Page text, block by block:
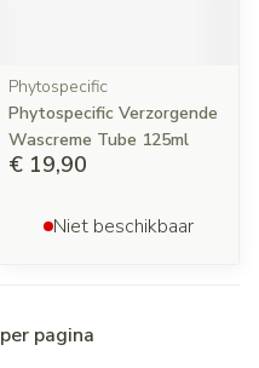
Phytospecific
Phytospecific Verzorgende
Wascreme Tube 125ml
€ 19,90
Niet beschikbaar
per pagina